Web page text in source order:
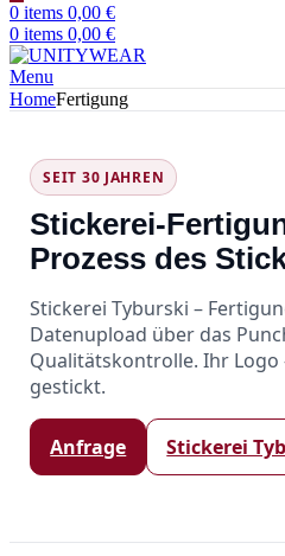
0 items 0,00 €
0 items 0,00 €
Menu
HomeFertigung
SEIT 30 JAHREN
Prozess des
Stickerei Tyburski –
Datenupload über das
Qualitätskontrolle. Ihr Logo
gestickt.
Anfrage Stickerei